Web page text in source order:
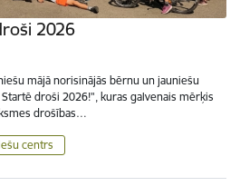
2026
mājā norisinājās bērnu un jauniešu
Startē droši 2026!", kuras galvenais mērķis
drošības…
centrs